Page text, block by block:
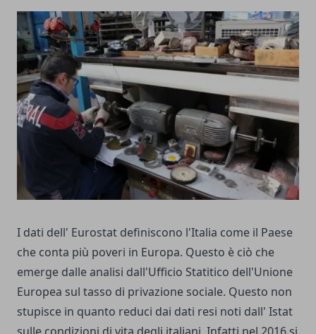
I dati dell' Eurostat definiscono l'Italia come il Paese
che conta più poveri in Europa. Questo è ciò che
emerge dalle analisi dall'Ufficio Statitico dell'Unione
Europea sul tasso di privazione sociale. Questo non
stupisce in quanto reduci dai dati resi noti dall' Istat